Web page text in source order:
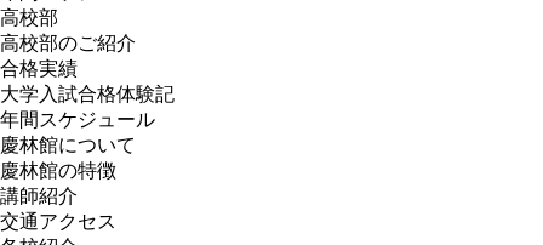
高校部
高校部のご紹介
合格実績
大学入試合格体験記
年間スケジュール
慶林館について
慶林館の特徴
講師紹介
交通アクセス